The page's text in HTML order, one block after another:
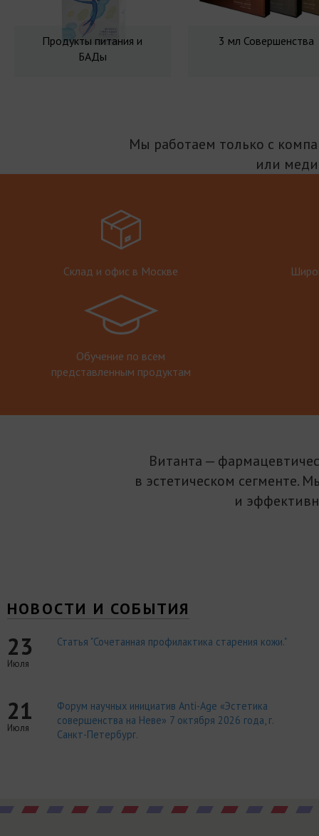
Продукты питания и
БАДы
3 мл Совершенства
Мы работаем только с
или
Склад и офис в Москве
Обучение по всем
представленным продуктам
Витанта —
в эстетическом сегменте.
и
НОВОСТИ И СОБЫТИЯ
23
Июля
Статья "Сочетанная профилактика старения кожи."
21
Июля
Форум научных инициатив Anti-Age «Эстетика
совершенства на Неве» 7 октября 2026 года, г.
Санкт-Петербург.